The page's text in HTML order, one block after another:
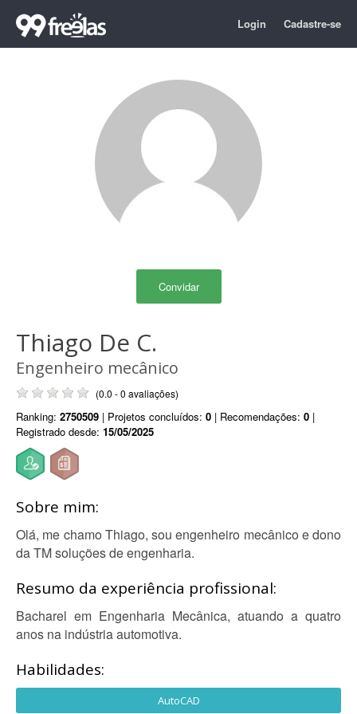
Login Cadastre-se
Convidar
Thiago De C.
Engenheiro mecânico
(0.0 - 0 avaliações)
Ranking: 2750509 | Projetos concluídos: 0 | Recomendações: 0 |
Registrado desde: 15/05/2025
Sobre mim:
Olá, me chamo Thiago, sou engenheiro mecânico e dono
da TM soluções de engenharia.
Resumo da experiência profissional:
Bacharel em Engenharia Mecânica, atuando a quatro
anos na indústria automotiva.
Habilidades:
AutoCAD